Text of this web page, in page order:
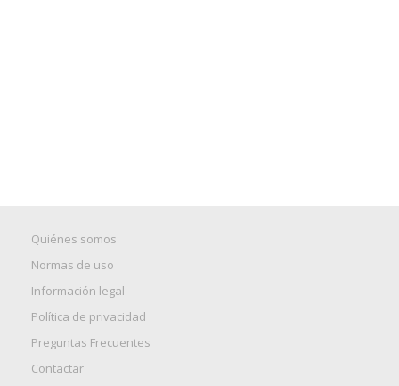
Quiénes somos
Normas de uso
Información legal
Política de privacidad
Preguntas Frecuentes
Contactar